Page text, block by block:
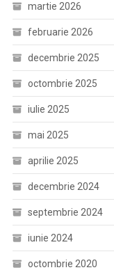
martie 2026
februarie 2026
decembrie 2025
octombrie 2025
iulie 2025
mai 2025
aprilie 2025
decembrie 2024
septembrie 2024
iunie 2024
octombrie 2020